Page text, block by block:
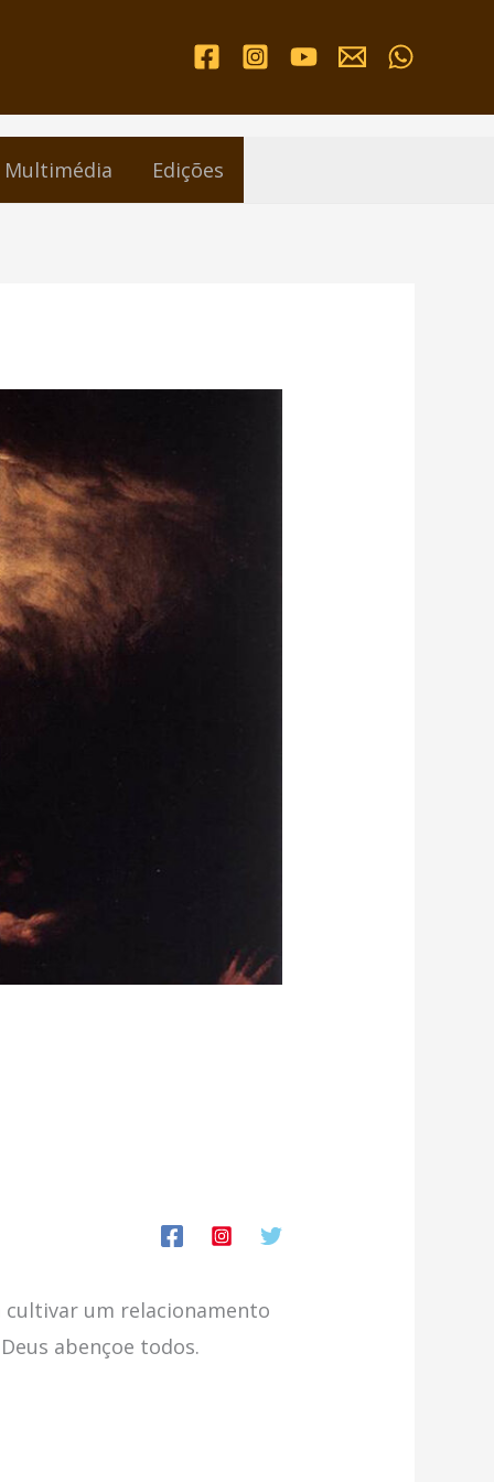
Multimédia Edições
um relacionamento
abençoe todos.